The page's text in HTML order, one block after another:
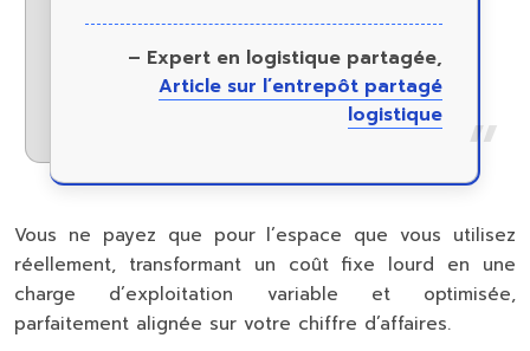
– Expert en logistique partagée,
Article sur l’entrepôt partagé
logistique
Vous ne payez que pour l’espace que vous utilisez
réellement, transformant un coût fixe lourd en une
charge d’exploitation variable et optimisée,
parfaitement alignée sur votre chiffre d’affaires.